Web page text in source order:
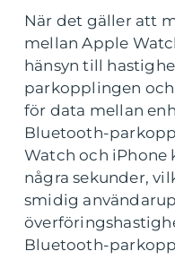
När det gäller att
mellan Apple
hänsyn till
parkopplingen
för data mellan
Bluetooth-
Watch och iPhone
några sekunder,
smidig
Bluetooth-